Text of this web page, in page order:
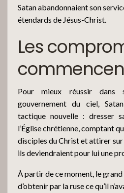
Satan abandonnaient son
étendards de Jésus-Christ.
Les
Pour mieux réussir
gouvernement du ciel,
tactique nouvelle : dresser
l’Église chrétienne, comptant
disciples du Christ et attirer
ils deviendraient pour lui une
À partir de ce moment, le
d’obtenir par la ruse ce qu’il